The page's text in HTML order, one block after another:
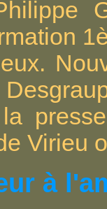
Virieu
à